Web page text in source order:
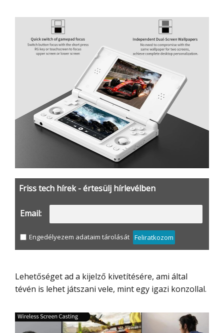
Friss tech hírek - értesülj hírlevélben
Email:
Engedélyezem adataim tárolását Feliratkozom
Lehetőséget ad a kijelző kivetítésére, ami által
tévén is lehet játszani vele, mint egy igazi konzollal.